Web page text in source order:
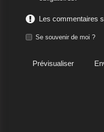
Les commentaires
Se souvenir de moi ?